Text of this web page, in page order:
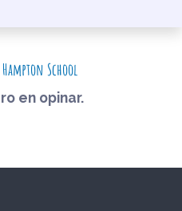
School
en opinar.